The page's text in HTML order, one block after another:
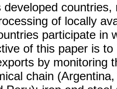
developed
of locally
participate in
of this paper is
by monitoring
chain